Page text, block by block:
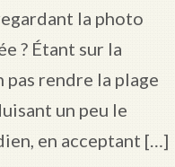
la photo
? Étant sur la
pas rendre la plage
un peu le
en acceptant […]